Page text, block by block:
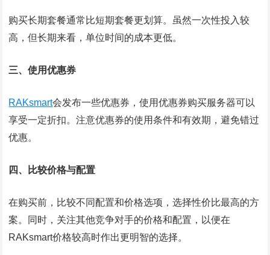
购买长期套餐通常比短期套餐更划算。虽然一次性投入较
高，但长期来看，单位时间的成本更低。
三、使用优惠券
RAKsmart会发布一些优惠券，使用优惠券购买服务器可以
享受一定折扣。注意优惠券的使用条件和有效期，避免错过
优惠。
四、比较价格与配置
在购买前，比较不同配置和价格选项，选择性价比最高的方
案。同时，关注其他竞争对手的价格和配置，以便在
RAKsmart价格较高时作出更明智的选择。